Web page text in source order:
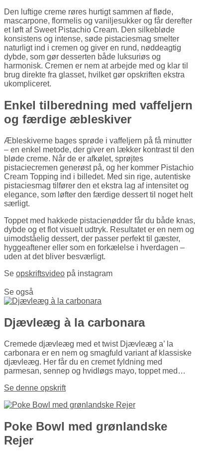
Den luftige creme røres hurtigt sammen af fløde,
mascarpone, flormelis og vaniljesukker og får derefter
et løft af Sweet Pistachio Cream. Den silkebløde
konsistens og intense, søde pistaciesmag smelter
naturligt ind i cremen og giver en rund, nøddeagtig
dybde, som gør desserten både luksuriøs og
harmonisk. Cremen er nem at arbejde med og klar til
brug direkte fra glasset, hvilket gør opskriften ekstra
ukompliceret.
Enkel tilberedning med vaffeljern
og færdige æbleskiver
Æbleskiverne bages sprøde i vaffeljern på få minutter
– en enkel metode, der giver en lækker kontrast til den
bløde creme. Når de er afkølet, sprøjtes
pistaciecremen generøst på, og her kommer Pistachio
Cream Topping ind i billedet. Med sin rige, autentiske
pistaciesmag tilfører den et ekstra lag af intensitet og
elegance, som løfter den færdige dessert til noget helt
særligt.
Toppet med hakkede pistacienødder får du både knas,
dybde og et flot visuelt udtryk. Resultatet er en nem og
uimodståelig dessert, der passer perfekt til gæster,
hyggeaftener eller som en forkælelse i hverdagen –
uden at det bliver besværligt.
Se opskriftsvideo på instagram
Se også
Djævleæg à la carbonara
Cremede djævleæg med et twist Djævleæg a’ la
carbonara er en nem og smagfuld variant af klassiske
djævleæg. Her får du en cremet fyldning med
parmesan, sennep og hvidløgs mayo, toppet med…
Se denne opskrift
Poke Bowl med grønlandske
Rejer